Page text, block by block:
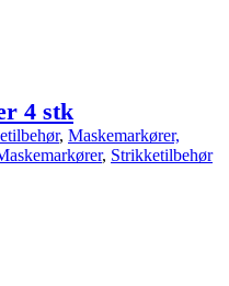
4 stk
, Maskemarkører,
, Strikketilbehør